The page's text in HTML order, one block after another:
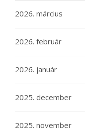
2026. március
2026. február
2026. január
2025. december
2025. november